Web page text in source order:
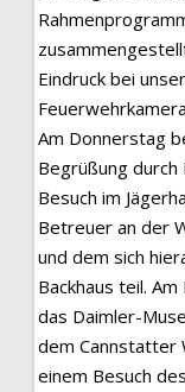
Eindruck bei
Am Donnerstag
Begrüßung
Besuch im
Betreuer an der
und dem sich
Backhaus teil.
das Daimler-
dem Cannstatter
einem Besuch